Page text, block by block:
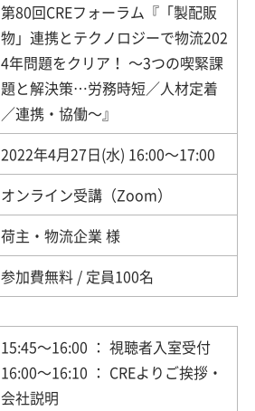
第80回CREフォーラム『「製配販
物」連携とテクノロジーで物流202
4年問題をクリア！ ～3つの喫緊課
題と解決策…労務時短／人材定着
／連携・協働～』
2022年4月27日(水) 16:00～17:00
オンライン受講（Zoom）
荷主・物流企業 様
参加費無料 / 定員100名
15:45～16:00 ： 視聴者入室受付
16:00～16:10 ： CREよりご挨拶・
会社説明